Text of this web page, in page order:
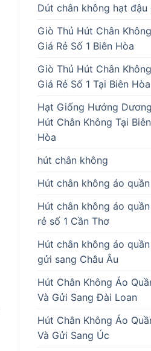
Dút chân không hạt đậu
Giò Thủ Hút Chân Không
Giá Rẻ Số 1 Biên Hòa
Giò Thủ Hút Chân Không
Giá Rẻ Số 1 Tại Biên Hòa
Hạt Giống Hướng Dương
Hút Chân Không Tại Biên
Hòa
hút chân không
Hút chân không áo quần
Hút chân không áo
rẻ số 1 Cần Thơ
Hút chân không áo
gửi sang Châu Âu
Hút Chân Không Áo
Và Gửi Sang Đài Loan
Hút Chân Không Áo
Và Gửi Sang Úc